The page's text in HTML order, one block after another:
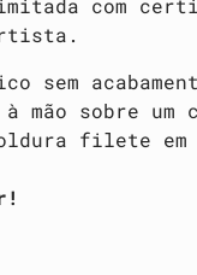
com
sem
mão sobre um
filete em